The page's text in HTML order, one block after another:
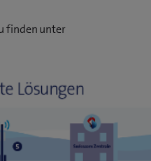
finden unter